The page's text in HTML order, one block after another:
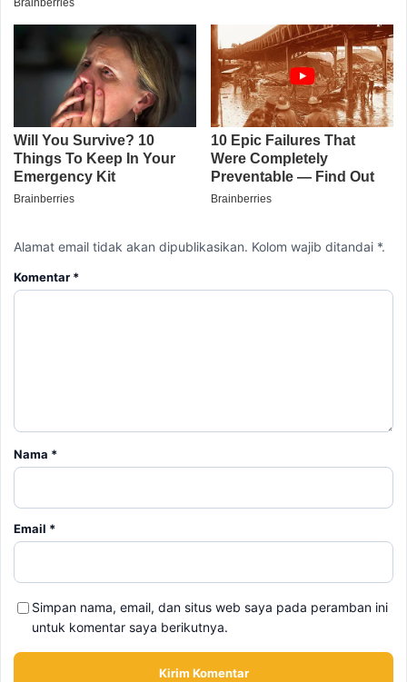
Alamat email tidak akan dipublikasikan. Kolom wajib ditandai *.
Komentar *
Nama *
Email *
Simpan nama, email, dan situs web saya pada peramban ini
untuk komentar saya berikutnya.